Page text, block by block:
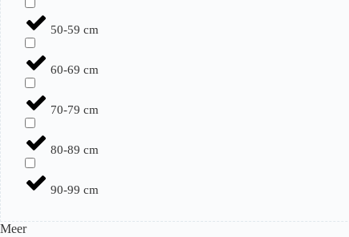
50-59 cm
60-69 cm
70-79 cm
80-89 cm
90-99 cm
Meer